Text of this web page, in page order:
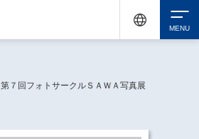
第７回フォトサークルＳＡＷＡ写真展